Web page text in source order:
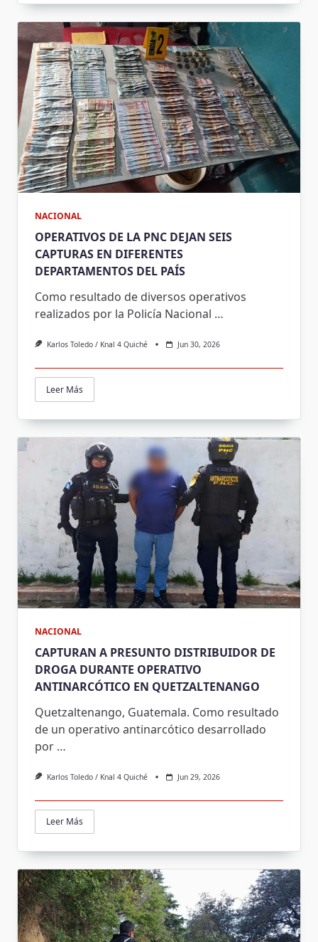
NACIONAL
OPERATIVOS DE LA PNC DEJAN SEIS
CAPTURAS EN DIFERENTES
DEPARTAMENTOS DEL PAÍS
Como resultado de diversos operativos
realizados por la Policía Nacional …
Karlos Toledo / Knal 4 Quiché Jun 30, 2026
Leer Más
NACIONAL
CAPTURAN A PRESUNTO DISTRIBUIDOR DE
DROGA DURANTE OPERATIVO
ANTINARCÓTICO EN QUETZALTENANGO
Quetzaltenango, Guatemala. Como resultado
de un operativo antinarcótico desarrollado
por …
Karlos Toledo / Knal 4 Quiché Jun 29, 2026
Leer Más